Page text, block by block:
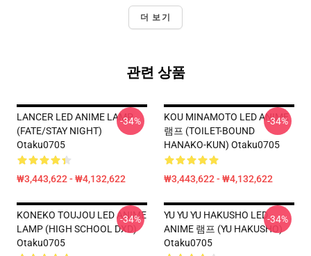
더 보기
관련 상품
LANCER LED ANIME LAMP
(FATE/STAY NIGHT)
Otaku0705
₩3,443,622 - ₩4,132,622
-34%
KOU MINAMOTO LED ANIME
램프 (TOILET-BOUND
HANAKO-KUN) Otaku0705
₩3,443,622 - ₩4,132,622
-34%
KONEKO TOUJOU LED ANIME
LAMP (HIGH SCHOOL DXD)
Otaku0705
-34%
YU YU YU HAKUSHO LED
ANIME 램프 (YU HAKUSHO)
Otaku0705
-34%